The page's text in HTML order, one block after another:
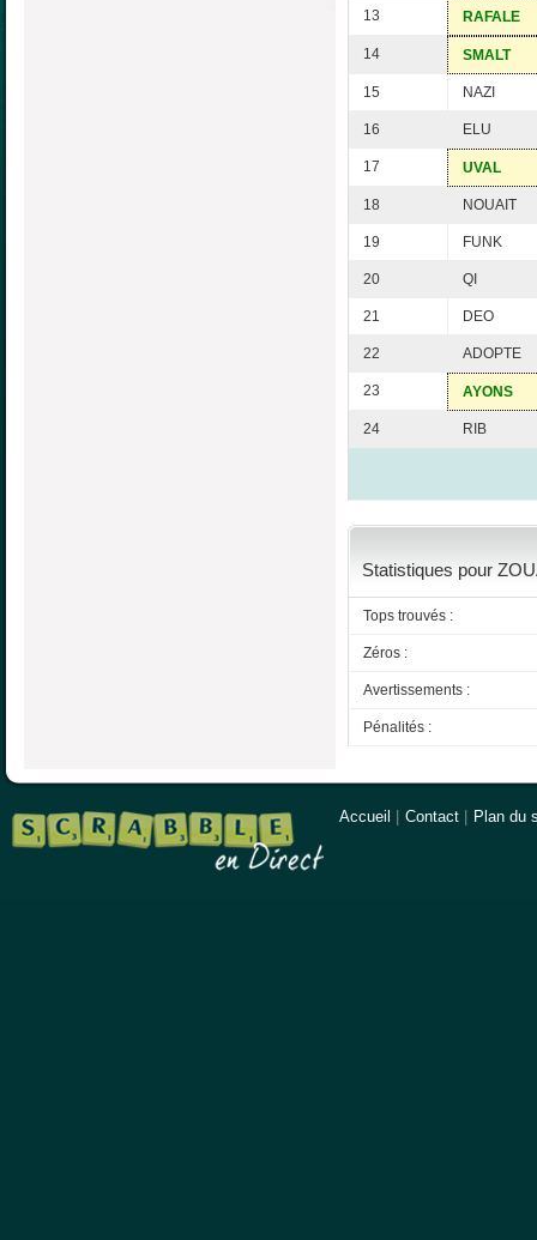
13 RAFALE
14 SMALT
15 NAZI
16 ELU
17 UVAL
18 NOUAIT
19 FUNK
20 QI
21 DEO
22 ADOPTE
23 AYONS
24 RIB
Statistiques pour
Tops trouvés :
Zéros :
Avertissements :
Pénalités :
Accueil Contact Plan du